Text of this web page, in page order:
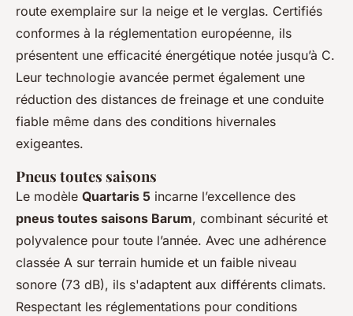
route exemplaire sur la neige et le verglas. Certifiés
conformes à la réglementation européenne, ils
présentent une efficacité énergétique notée jusqu’à C.
Leur technologie avancée permet également une
réduction des distances de freinage et une conduite
fiable même dans des conditions hivernales
exigeantes.
Pneus toutes saisons
Le modèle Quartaris 5 incarne l’excellence des
pneus toutes saisons Barum, combinant sécurité et
polyvalence pour toute l’année. Avec une adhérence
classée A sur terrain humide et un faible niveau
sonore (73 dB), ils s'adaptent aux différents climats.
Respectant les réglementations pour conditions